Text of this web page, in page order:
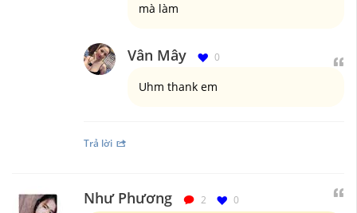
mà làm
Vân Mây 0
Uhm thank em
Trả lời
Như Phương 2 0